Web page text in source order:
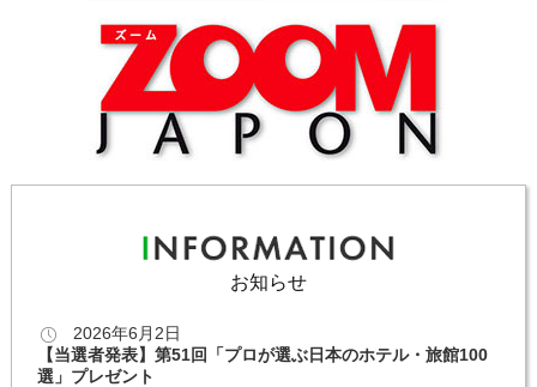
お知らせ
2026年6月2日
【当選者発表】第51回「プロが選ぶ日本のホテル・旅館100
選」プレゼント